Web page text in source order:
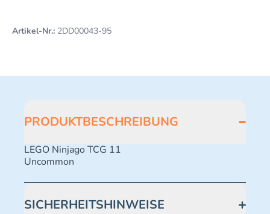
Artikel-Nr.: 2DD00043-95
PRODUKTBESCHREIBUNG
LEGO Ninjago TCG 11
Uncommon
SICHERHEITSHINWEISE